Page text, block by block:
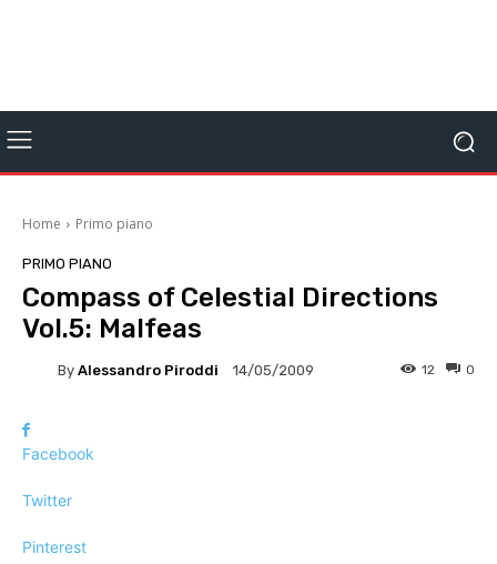
Home Primo piano
PRIMO PIANO
Compass of Celestial Directions
Vol.5: Malfeas
By Alessandro Piroddi 14/05/2009 0
12
Facebook
Twitter
Pinterest